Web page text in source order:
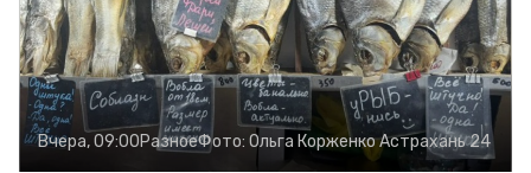
Вчера, 09:00РазноеФото: Ольга КорженкоАстрахань 24